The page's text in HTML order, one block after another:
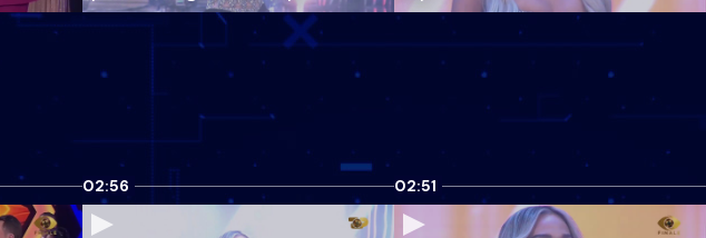
02:56 02:51